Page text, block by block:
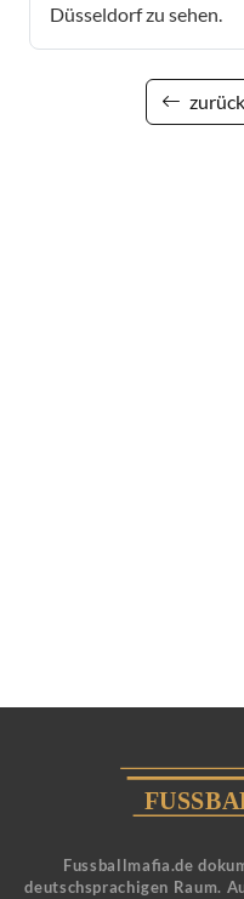
Düsseldorf zu sehen.
Fussballmafia.de
deutschsprachigen Raum.